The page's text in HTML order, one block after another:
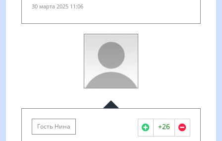
30 марта 2025 11:06
Гость Нина +26